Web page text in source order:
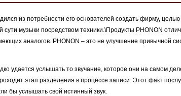
из потребности его основателей создать фирму,
сути музыки посредством техники.\Продукты PHONON
аналогов. PHONON – это не улучшение привычной
удается услышать то звучание, которое они на самом
этап разделения в процессе записи. Этот факт
бы услышать свой истинный звук.